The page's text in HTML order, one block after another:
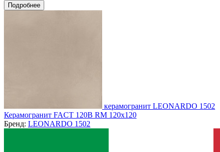
Подробнее
керамогранит LEONARDO 1502
Керамогранит FACT 120B RM 120x120
Бренд: LEONARDO 1502